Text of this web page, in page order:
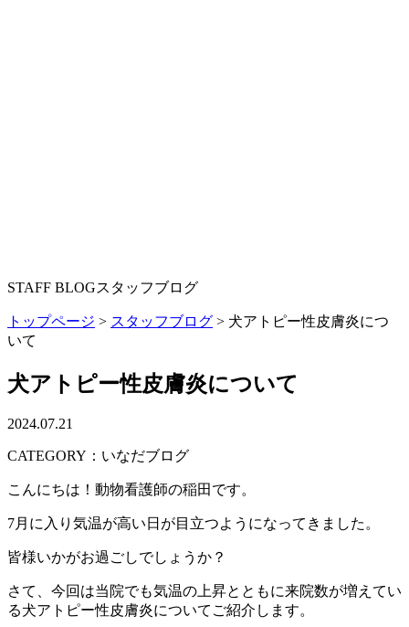
STAFF BLOGスタッフブログ
トップページ > スタッフブログ > 犬アトピー性皮膚炎につ
いて
犬アトピー性皮膚炎について
2024.07.21
CATEGORY：いなだブログ
こんにちは！動物看護師の稲田です。
7月に入り気温が高い日が目立つようになってきました。
皆様いかがお過ごしでしょうか？
さて、今回は当院でも気温の上昇とともに来院数が増えてい
る犬アトピー性皮膚炎についてご紹介します。